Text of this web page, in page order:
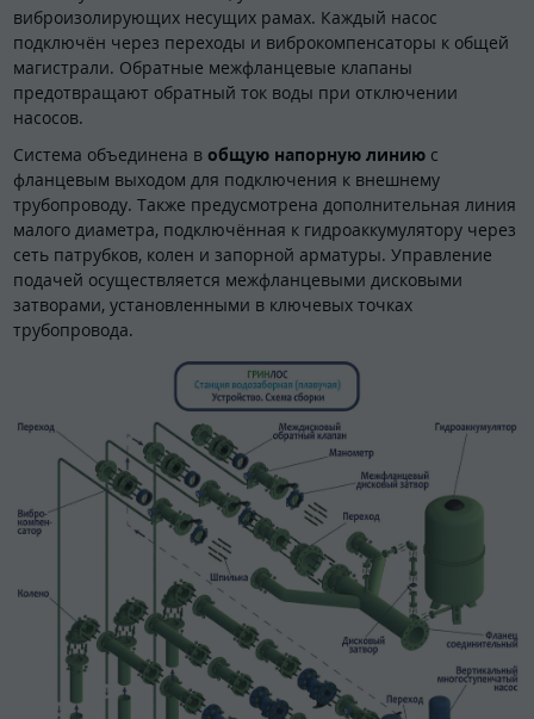
виброизолирующих несущих рамах. Каждый насос
подключён через переходы и виброкомпенсаторы к общей
магистрали. Обратные межфланцевые клапаны
предотвращают обратный ток воды при отключении
насосов.
Система объединена в общую напорную линию с
фланцевым выходом для подключения к внешнему
трубопроводу. Также предусмотрена дополнительная линия
малого диаметра, подключённая к гидроаккумулятору через
сеть патрубков, колен и запорной арматуры. Управление
подачей осуществляется межфланцевыми дисковыми
затворами, установленными в ключевых точках
трубопровода.